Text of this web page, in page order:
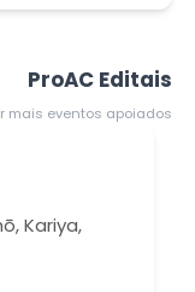
ProAC Editais
mais eventos apoiados
Kariya,